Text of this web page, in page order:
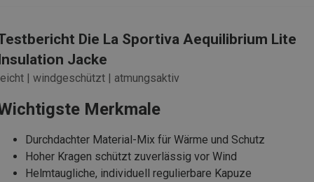
Die La Sportiva Aequilibrium Lite
Jacke
| windgeschützt | atmungsaktiv
Merkmale
Durchdachter Material-Mix für Wärme und Schutz
Hoher Kragen schützt zuverlässig vor Wind
Helmtaugliche, individuell regulierbare Kapuze